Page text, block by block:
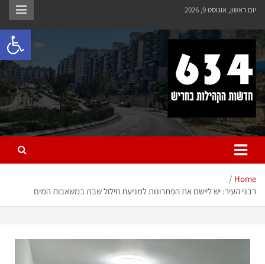
יום ראשון, אוגוסט 9, 2026
חריש 634
חדשות הקהילות בחריש
Home
רבני העיר: יש ליישם את הפתרונות למניעת חילול שבת במשאבות המים